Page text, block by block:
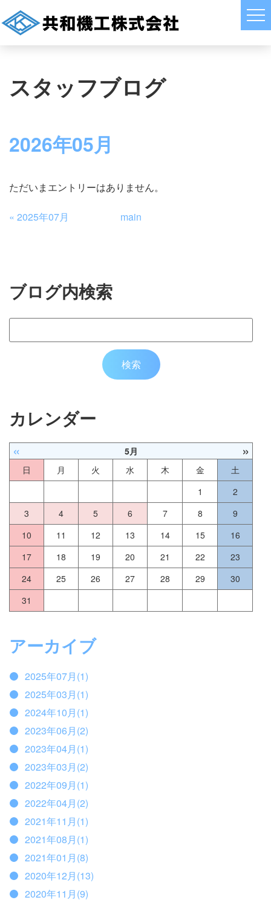
スタッフブログ
2026年05月
ただいまエントリーはありません。
« 2025年07月 main
ブログ内検索
カレンダー
« 5月 »
日 月 火 水 木 金
土
1
2
3
4 5 6 7 8
9
10
11 12 13 14 15
16
17
18 19 20 21 22
23
24
25 26 27 28 29
30
31
アーカイブ
2025年07月(1)
2025年03月(1)
2024年10月(1)
2023年06月(2)
2023年04月(1)
2023年03月(2)
2022年09月(1)
2022年04月(2)
2021年11月(1)
2021年08月(1)
2021年01月(8)
2020年12月(13)
2020年11月(9)